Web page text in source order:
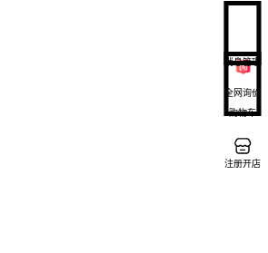
全网询价
消息管理
购物车
注册开店